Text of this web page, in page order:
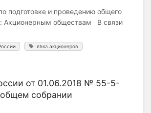
подготовке и проведению общего
Акционерным обществам В связи
явка акционеров
от 01.06.2018 № 55-5-
собрании